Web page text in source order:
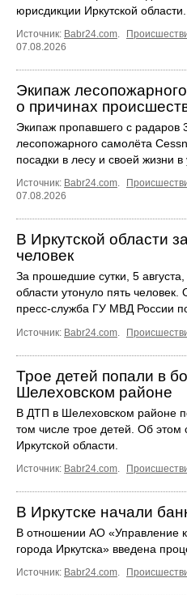
юрисдикции Иркутской области.
Источник: Babr24.com.
07.08.2026
Экипаж
о причинах
Экипаж пропавшего с радаров
лесопожарного самолёта
посадки в лесу и своей жизни в
Источник: Babr24.com.
07.08.2026
В Иркутской области
человек
За прошедшие сутки, 5
области утонуло пять
пресс‑служба ГУ МВД России
Источник: Babr24.com
Трое детей попали в
Шелеховском районе
В ДТП в Шелеховском районе
том числе трое детей. Об
Иркутской области.
Источник: Babr24.com
В Иркутске начали
В отношении АО «Управление
города Иркутска» введена
Источник: Babr24.com